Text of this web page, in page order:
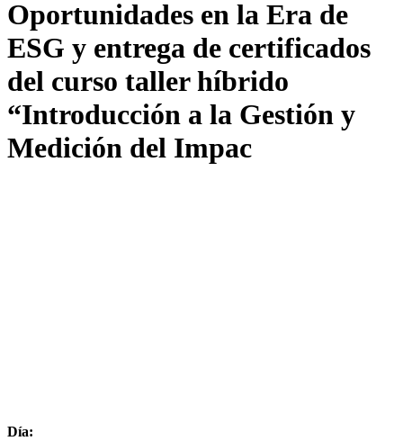
Oportunidades en la Era de
ESG y entrega de certificados
del curso taller híbrido
“Introducción a la Gestión y
Medición del Impac
Día: